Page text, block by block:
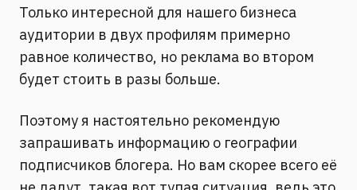
Только интересной для нашего бизнеса
аудитории в двух профилям примерно
равное количество, но реклама во втором
будет стоить в разы больше.
Поэтому я настоятельно рекомендую
запрашивать информацию о географии
подписчиков блогера. Но вам скорее всего её